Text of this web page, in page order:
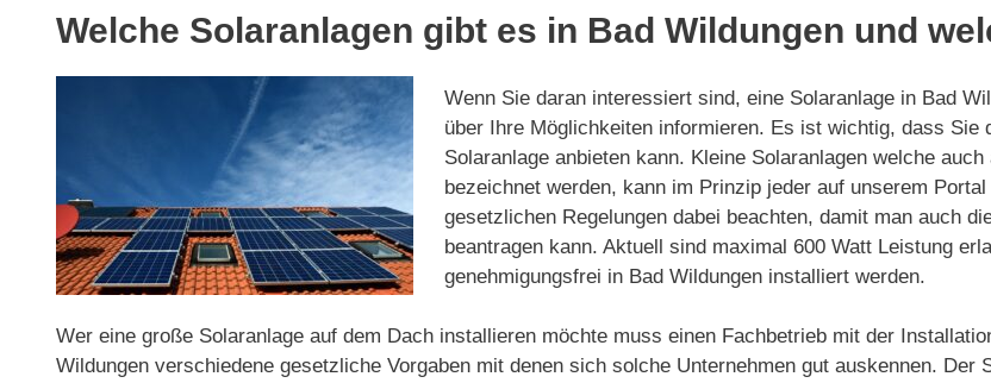
Welche Solaranlagen gibt es in Bad Wildungen und
Wenn Sie daran interessiert sind, eine Solaranlage in Bad
über Ihre Möglichkeiten informieren. Es ist wichtig, dass Sie
Solaranlage anbieten kann. Kleine Solaranlagen welche
bezeichnet werden, kann im Prinzip jeder auf unserem
gesetzlichen Regelungen dabei beachten, damit man auch
beantragen kann. Aktuell sind maximal 600 Watt Leistung
genehmigungsfrei in Bad Wildungen installiert werden.
Wer eine große Solaranlage auf dem Dach installieren möchte muss einen Fachbetrieb mit der
Wildungen verschiedene gesetzliche Vorgaben mit denen sich solche Unternehmen gut auskennen. Der